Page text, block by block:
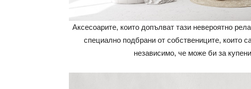
Аксесоарите, които допълват тази невероятно
специално подбрани от собствениците, които
независимо, че може би за